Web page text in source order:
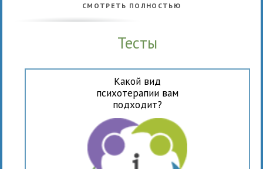
СМОТРЕТЬ ПОЛНОСТЬЮ
Тесты
Какой вид
психотерапии вам
подходит?